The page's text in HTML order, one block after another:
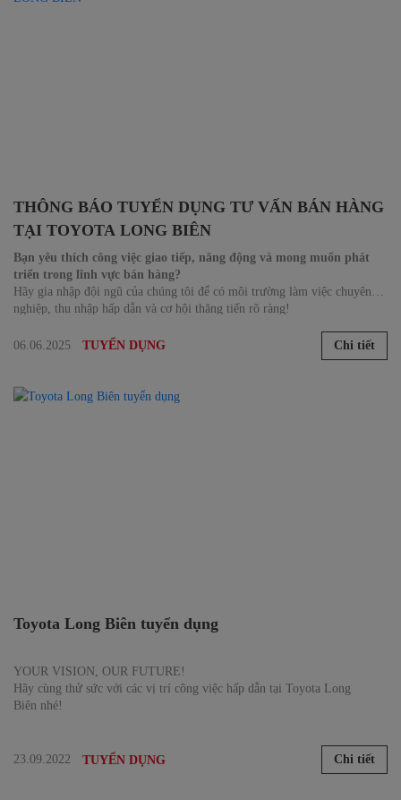
THÔNG BÁO TUYỂN DỤNG TƯ VẤN BÁN HÀNG
TẠI TOYOTA LONG BIÊN
Bạn yêu thích công việc giao tiếp, năng động và mong muốn phát
triển trong lĩnh vực bán hàng?
Hãy gia nhập đội ngũ của chúng tôi để có môi trường làm việc chuyên
nghiệp, thu nhập hấp dẫn và cơ hội thăng tiến rõ ràng!
06.06.2025 TUYỂN DỤNG Chi tiết
Toyota Long Biên tuyển dụng
YOUR VISION, OUR FUTURE!
Hãy cùng thử sức với các vị trí công việc hấp dẫn tại Toyota Long
Biên nhé!
23.09.2022 TUYỂN DỤNG Chi tiết